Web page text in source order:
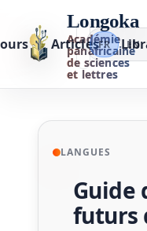
Longoka
Académie
panafricaine
de sciences
et lettres
ArticlesFR EN
LANGUES
Guide
futurs